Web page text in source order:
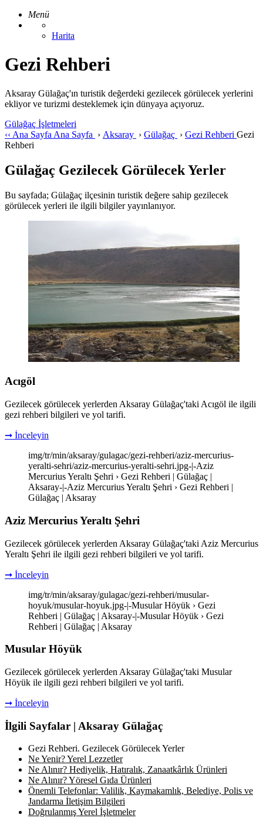
Menü
Harita
Gezi Rehberi
Aksaray Gülağaç'ın turistik değerdeki gezilecek görülecek yerlerini
ekliyor ve turizmi desteklemek için dünyaya açıyoruz.
Gülağaç İşletmeleri
‹‹ Ana Sayfa Ana Sayfa › Aksaray › Gülağaç › Gezi Rehberi Gezi
Rehberi
Gülağaç Gezilecek Görülecek Yerler
Bu sayfada; Gülağaç ilçesinin turistik değere sahip gezilecek
görülecek yerleri ile ilgili bilgiler yayınlanıyor.
Acıgöl
Gezilecek görülecek yerlerden Aksaray Gülağaç'taki Acıgöl ile ilgili
gezi rehberi bilgileri ve yol tarifi.
➞ İnceleyin
img/tr/min/aksaray/gulagac/gezi-rehberi/aziz-mercurius-
yeralti-sehri/aziz-mercurius-yeralti-sehri.jpg-|-Aziz
Mercurius Yeraltı Şehri › Gezi Rehberi | Gülağaç |
Aksaray-|-Aziz Mercurius Yeraltı Şehri › Gezi Rehberi |
Gülağaç | Aksaray
Aziz Mercurius Yeraltı Şehri
Gezilecek görülecek yerlerden Aksaray Gülağaç'taki Aziz Mercurius
Yeraltı Şehri ile ilgili gezi rehberi bilgileri ve yol tarifi.
➞ İnceleyin
img/tr/min/aksaray/gulagac/gezi-rehberi/musular-
hoyuk/musular-hoyuk.jpg-|-Musular Höyük › Gezi
Rehberi | Gülağaç | Aksaray-|-Musular Höyük › Gezi
Rehberi | Gülağaç | Aksaray
Musular Höyük
Gezilecek görülecek yerlerden Aksaray Gülağaç'taki Musular
Höyük ile ilgili gezi rehberi bilgileri ve yol tarifi.
➞ İnceleyin
İlgili Sayfalar | Aksaray Gülağaç
Gezi Rehberi. Gezilecek Görülecek Yerler
Ne Yenir? Yerel Lezzetler
Ne Alınır? Hediyelik, Hatıralık, Zanaatkârlık Ürünleri
Ne Alınır? Yöresel Gıda Ürünleri
Önemli Telefonlar: Valilik, Kaymakamlık, Belediye, Polis ve
Jandarma İletişim Bilgileri
Doğrulanmış Yerel İşletmeler